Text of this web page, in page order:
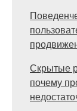
Скрытые
почему